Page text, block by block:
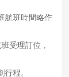
航班時間略作
受理訂位，
程。